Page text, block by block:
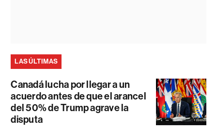
LAS ÚLTIMAS
Canadá lucha por llegar a un
acuerdo antes de que el arancel
del 50% de Trump agrave la
disputa